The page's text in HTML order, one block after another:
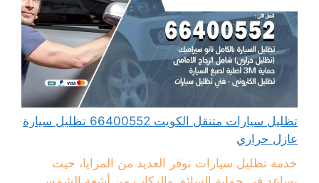
تظليل سيارات متنقل الكويت 66400552 تظليل سيارة
عازل حراري
خدمة تظليل سيارات توفر العديد من المزايا، حيث